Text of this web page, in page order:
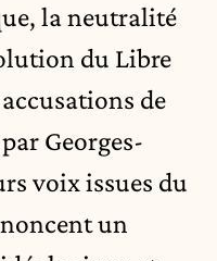
la neutralité
du Libre
de
Georges-
voix issues du
un